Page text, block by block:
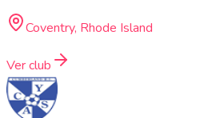
Coventry, Rhode Island
Ver club